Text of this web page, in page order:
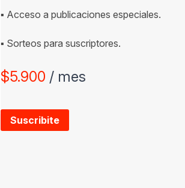
▪ Acceso a publicaciones especiales.
▪ Sorteos para suscriptores.
$5.900 / mes
Suscribite